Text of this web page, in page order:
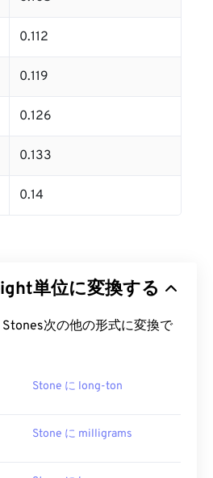
0.112
0.119
0.126
0.133
0.14
単位に変換する
次の他の形式に変換で
Stone に long-ton
Stone に milligrams